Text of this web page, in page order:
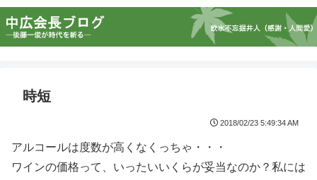
時短
2018/02/23 5:49:34 AM
アルコールは度数が高くなくっちゃ・・・
ワインの価格って、いったいいくらが妥当なのか？私には